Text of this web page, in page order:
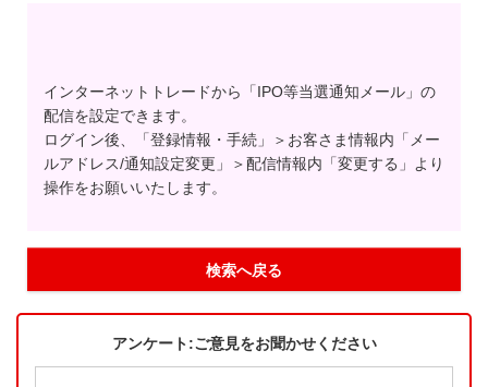
インターネットトレードから「IPO等当選通知メール」の
配信を設定できます。
ログイン後、「登録情報・手続」＞お客さま情報内「メー
ルアドレス/通知設定変更」＞配信情報内「変更する」より
操作をお願いいたします。
検索へ戻る
アンケート:ご意見をお聞かせください